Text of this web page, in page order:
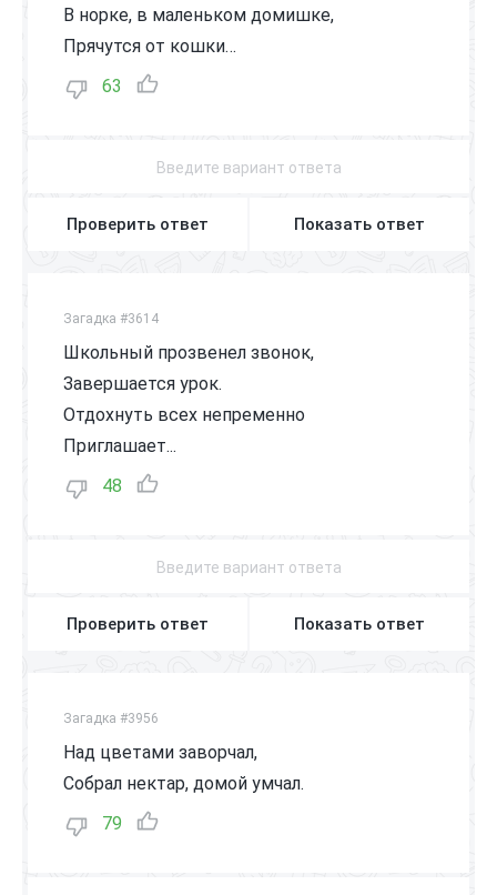
В норке, в маленьком домишке,
Прячутся от кошки…
63
Проверить ответ Показать ответ
Загадка #3614
Школьный прозвенел звонок,
Завершается урок.
Отдохнуть всех непременно
Приглашает...
48
Проверить ответ Показать ответ
Загадка #3956
Над цветами заворчал,
Собрал нектар, домой умчал.
79